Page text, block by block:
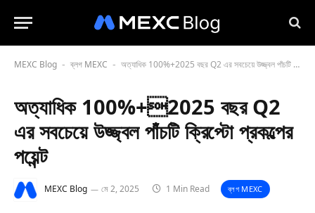
MEXC Blog - ব্লগ MEXC - অত্যাধিক 100%+2025 বছর Q2 এর সবচেয়ে উজ্জ্বল পাঁচটি ক্রিপ্টো প্রকল্পের পয়েন্ট
অত্যাধিক 100%+2025 বছর Q2
এর সবচেয়ে উজ্জ্বল পাঁচটি ক্রিপ্টো প্রকল্পের
পয়েন্ট
MEXC Blog মে 2, 2025 1 Min Read ব্লগ MEXC